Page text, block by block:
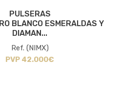
PULSERAS
BLANCO ESMERALDAS Y
DIAMAN...
Ref. (NIMX)
PVP 42.000€